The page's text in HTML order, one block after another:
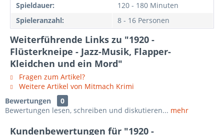
Spieldauer:
120 - 180 Minuten
Spieleranzahl:
8 - 16 Personen
Weiterführende Links zu "1920 -
Flüsterkneipe - Jazz-Musik, Flapper-
Kleidchen und ein Mord"
Fragen zum Artikel?
Weitere Artikel von Mitmach Krimi
Bewertungen
0
Bewertungen lesen, schreiben und diskutieren... mehr
Kundenbewertungen für "1920 -